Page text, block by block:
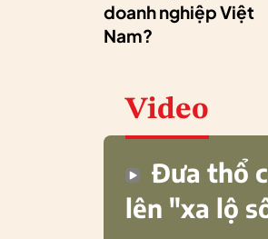
doanh nghiệp Việt
Nam?
Video
Đưa thổ
lên "xa lộ